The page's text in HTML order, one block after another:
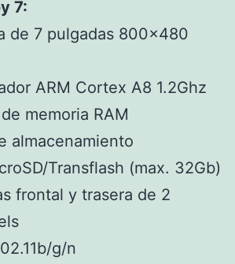
7:
de 7 pulgadas 800×480
ARM Cortex A8 1.2Ghz
memoria RAM
almacenamiento
Transflash (max. 32Gb)
frontal y trasera de 2
g/n